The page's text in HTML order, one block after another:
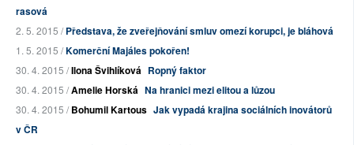
rasová
2. 5. 2015 /Představa, že zveřejňování smluv omezí korupci, je bláhová
1. 5. 2015 /Komerční Majáles pokořen!
30. 4. 2015 /Ilona Švihlíková Ropný faktor
30. 4. 2015 /Amelie Horská Na hranici mezi elitou a lůzou
30. 4. 2015 /Bohumil Kartous Jak vypadá krajina sociálních inovátorů
v ČR